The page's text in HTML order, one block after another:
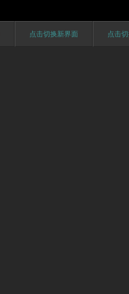
点击切换新界面 点击